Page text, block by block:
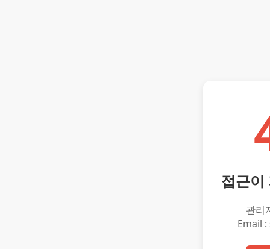
접근이
관리
Email